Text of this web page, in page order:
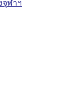
ฬาฯ